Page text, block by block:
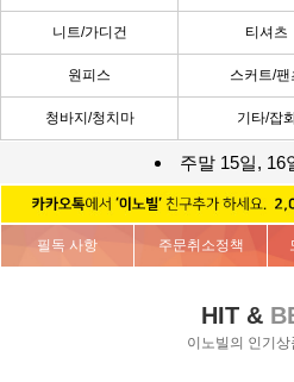
니트/가디건 티셔츠
원피스 스커트/팬
청바지/청치마 기타/잡
주말 15일, 16
필독 사항 주문취소정책
HIT &
이노빌의 인기